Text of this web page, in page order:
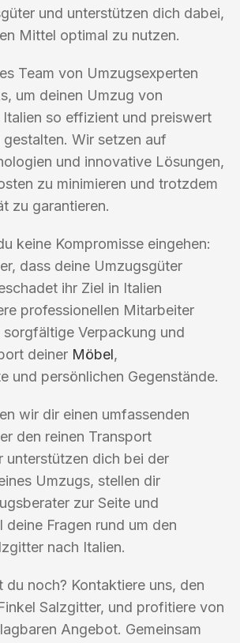
und unterstützen dich dabei,
Mittel optimal zu nutzen.
Team von Umzugsexperten
um deinen Umzug von
so effizient und preiswert
Wir setzen auf
und innovative Lösungen,
zu minimieren und trotzdem
zu garantieren.
keine Kompromisse eingehen:
dass deine Umzugsgüter
ihr Ziel in Italien
professionellen Mitarbeiter
Verpackung und
deiner Möbel,
und persönlichen Gegenstände.
wir dir einen umfassenden
den reinen Transport
unterstützen dich bei der
Umzugs, stellen dir
zur Seite und
deine Fragen rund um den
nach Italien.
noch? Kontaktiere uns, den
Salzgitter, und profitiere von
Angebot. Gemeinsam